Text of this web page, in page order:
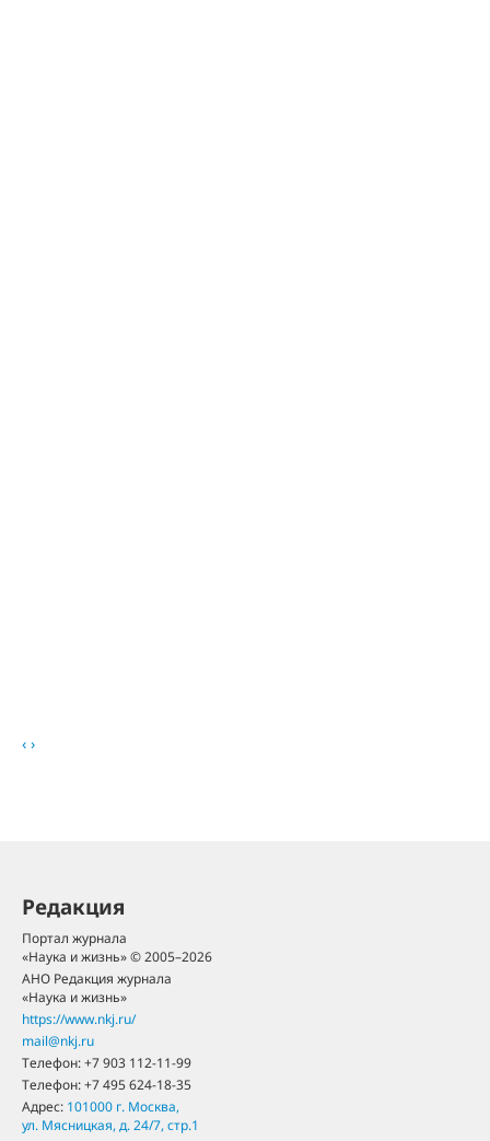
‹ ›
Редакция
Портал журнала
«Наука и жизнь» © 2005–2026
АНО Редакция журнала
«Наука и жизнь»
https://www.nkj.ru/
mail@nkj.ru
Телефон:+7 903 112-11-99
Телефон:+7 495 624-18-35
Адрес: 101000 г. Москва,
ул. Мясницкая, д. 24/7, стр.1